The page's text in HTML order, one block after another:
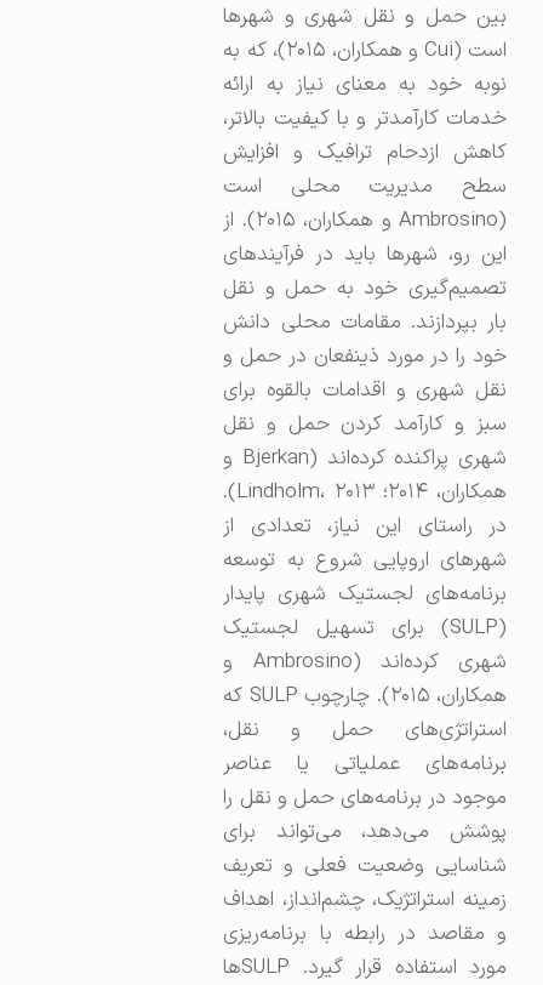
بین حمل و نقل شهری و شهرها
است (Cui و همکاران، ۲۰۱۵)، که به
نوبه خود به معنای نیاز به ارائه
خدمات کارآمدتر و با کیفیت بالاتر،
کاهش ازدحام ترافیک و افزایش
سطح مدیریت محلی است
(Ambrosino و همکاران، ۲۰۱۵). از
این رو، شهرها باید در فرآیندهای
تصمیم‌گیری خود به حمل و نقل
بار بپردازند. مقامات محلی دانش
خود را در مورد ذینفعان در حمل و
نقل شهری و اقدامات بالقوه برای
سبز و کارآمد کردن حمل و نقل
شهری پراکنده کرده‌اند (Bjerkan و
همکاران، ۲۰۱۴؛ Lindholm، ۲۰۱۳).
در راستای این نیاز، تعدادی از
شهرهای اروپایی شروع به توسعه
برنامه‌های لجستیک شهری پایدار
(SULP) برای تسهیل لجستیک
شهری کرده‌اند (Ambrosino و
همکاران، ۲۰۱۵). چارچوب SULP که
استراتژی‌های حمل و نقل،
برنامه‌های عملیاتی یا عناصر
موجود در برنامه‌های حمل و نقل را
پوشش می‌دهد، می‌تواند برای
شناسایی وضعیت فعلی و تعریف
زمینه استراتژیک، چشم‌انداز، اهداف
و مقاصد در رابطه با برنامه‌ریزی
مورد استفاده قرار گیرد. SULPها